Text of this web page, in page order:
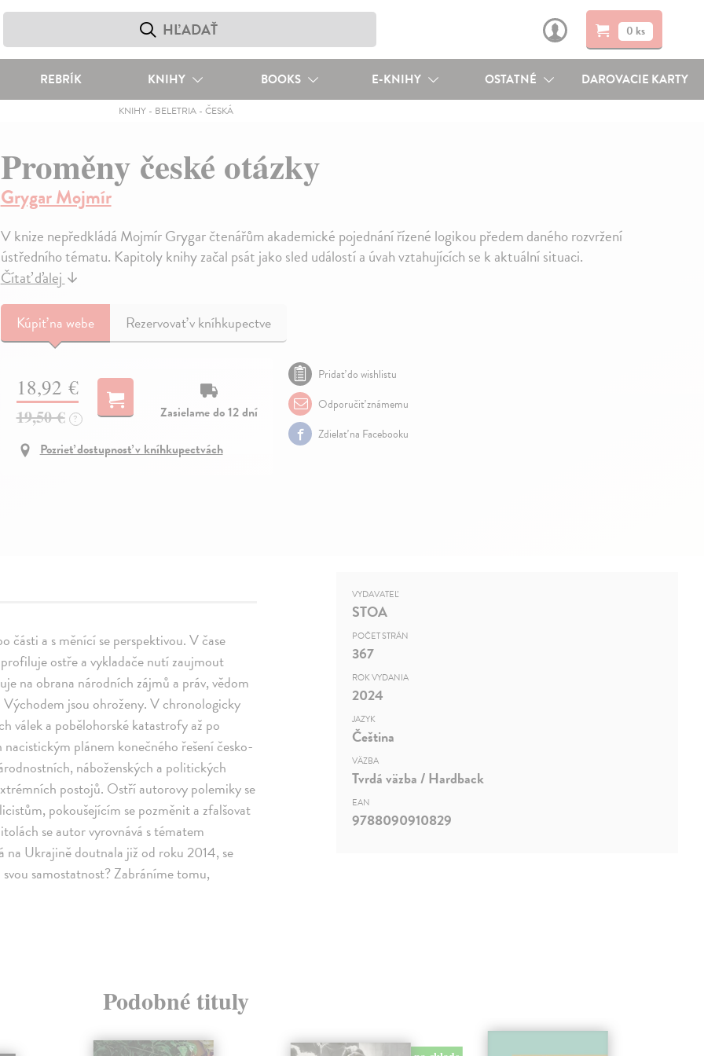
0 ks
REBRÍK KNIHY BOOKS E-KNIHY OSTATNÉ DAROVACIE KARTY
KNIHY- BELETRIA- ČESKÁ
Proměny české otázky
Grygar Mojmír
V knize nepředkládá Mojmír Grygar čtenářům akademické pojednání řízené logikou předem daného rozvržení
ústředního tématu. Kapitoly knihy začal psát jako sled událostí a úvah vztahujících se k aktuální situaci.
Čítať ďalej↓
Kúpiťna webe Rezervovať v kníhkupectve
18,92 €
19,50 € ?
Zasielame do 12 dní
Pozrieť dostupnosť v kníhkupectvách
Pridať do wishlistu
Odporučiť známemu
Zdielať na Facebooku
části a s měnící se perspektivou. V čase
ostře a vykladače nutí zaujmout
na obrana národních zájmů a práv, vědom
jsou ohroženy. V chronologicky
válek a pobělohorské katastrofy až po
plánem konečného řešení česko-
náboženských a politických
postojů. Ostří autorovy polemiky se
pokoušejícím se pozměnit a zfalšovat
se autor vyrovnává s tématem
na Ukrajině doutnala již od roku 2014, se
samostatnost? Zabráníme tomu,
VYDAVATEĽ
STOA
POČET STRÁN
367
ROK VYDANIA
2024
JAZYK
Čeština
VÄZBA
Tvrdá väzba / Hardback
EAN
9788090910829
Podobné tituly